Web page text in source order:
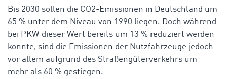
Bis 2030 sollen die CO2-Emissionen in Deutschland um
65 % unter dem Niveau von 1990 liegen. Doch während
bei PKW dieser Wert bereits um 13 % reduziert werden
konnte, sind die Emissionen der Nutzfahrzeuge jedoch
vor allem aufgrund des Straßengüterverkehrs um
mehr als 60 % gestiegen.